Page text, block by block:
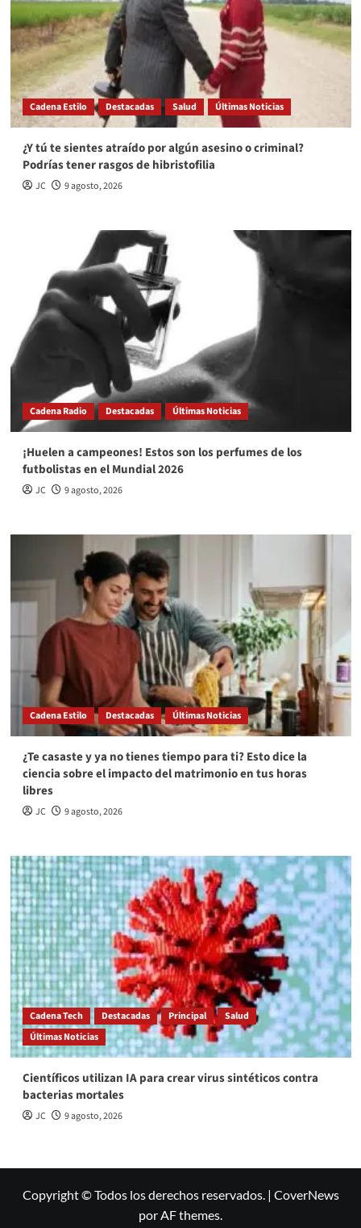
Cadena Estilo Destacadas Salud Últimas Noticias
¿Y tú te sientes atraído por algún asesino o criminal?
Podrías tener rasgos de hibristofilia
JC 9 agosto, 2026
Cadena Radio Destacadas Últimas Noticias
¡Huelen a campeones! Estos son los perfumes de los
futbolistas en el Mundial 2026
JC 9 agosto, 2026
Cadena Estilo Destacadas Últimas Noticias
¿Te casaste y ya no tienes tiempo para ti? Esto dice la
ciencia sobre el impacto del matrimonio en tus horas
libres
JC 9 agosto, 2026
Cadena Tech Destacadas Principal
Salud
Últimas Noticias
Científicos utilizan IA para crear virus sintéticos contra
bacterias mortales
JC 9 agosto, 2026
Copyright © Todos los derechos reservados. | CoverNews
por AF themes.